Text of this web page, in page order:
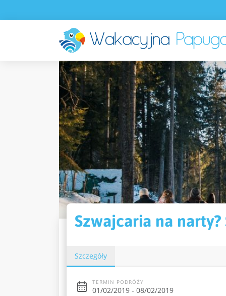
Szwajcaria na
Szczegóły
TERMIN PODRÓŻY
01/02/2019 - 08/02/2019